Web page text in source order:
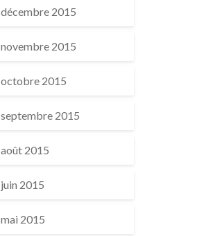
décembre 2015
novembre 2015
octobre 2015
septembre 2015
août 2015
juin 2015
mai 2015